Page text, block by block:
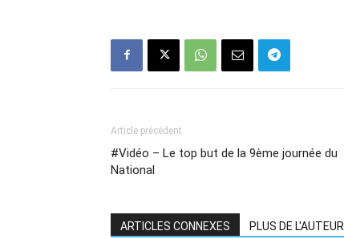
Article précédent
#Vidéo – Le top but de la 9ème journée du
National
ARTICLES CONNEXES PLUS DE L'AUTEUR